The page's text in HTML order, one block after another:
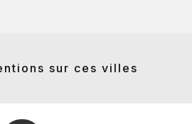
sur ces villes